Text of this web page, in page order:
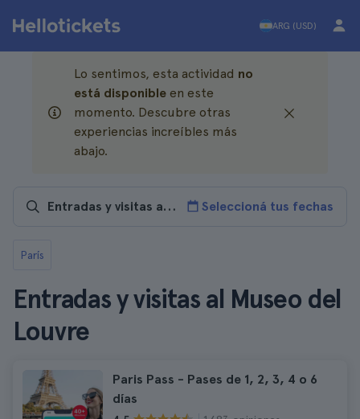
ARG (USD)
Lo sentimos, esta actividad no
está disponible en este
momento. Descubre otras
experiencias increíbles más
abajo.
Seleccioná tus fechas
París
Entradas y visitas al Museo del
Louvre
Paris Pass - Pases de 1, 2, 3, 4 o 6
días